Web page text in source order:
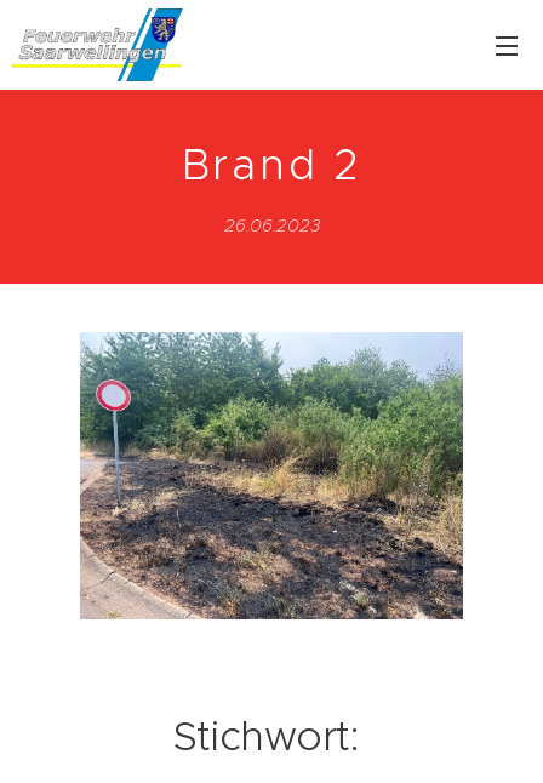
Brand 2
26.06.2023
Stichwort: